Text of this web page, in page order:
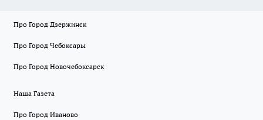
Про Город Дзержинск
Про Город Чебоксары
Про Город Новочебоксарск
Наша Газета
Про Город Иваново